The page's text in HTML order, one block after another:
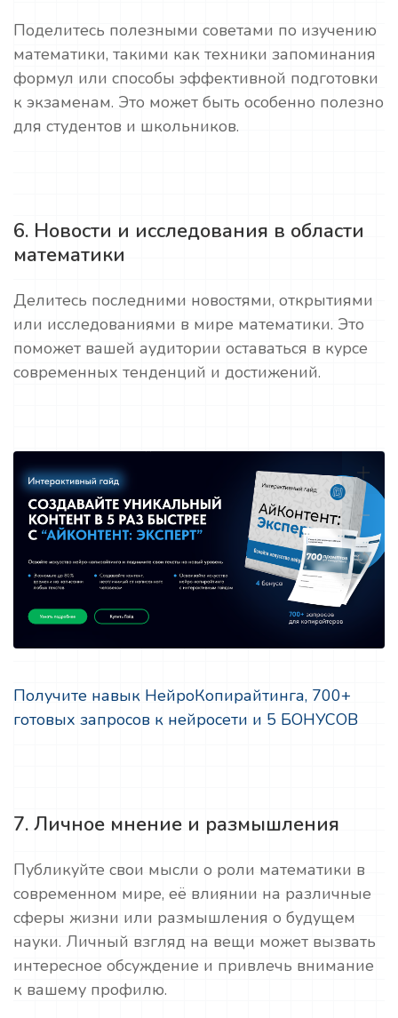
Поделитесь полезными советами по изучению
математики, такими как техники запоминания
формул или способы эффективной подготовки
к экзаменам. Это может быть особенно полезно
для студентов и школьников.
6. Новости и исследования в области
математики
Делитесь последними новостями, открытиями
или исследованиями в мире математики. Это
поможет вашей аудитории оставаться в курсе
современных тенденций и достижений.
Получите навык НейроКопирайтинга, 700+
готовых запросов к нейросети и 5 БОНУСОВ
7. Личное мнение и размышления
Публикуйте свои мысли о роли математики в
современном мире, её влиянии на различные
сферы жизни или размышления о будущем
науки. Личный взгляд на вещи может вызвать
интересное обсуждение и привлечь внимание
к вашему профилю.